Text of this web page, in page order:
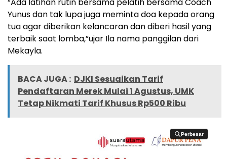
“Ada latihan rutin bersama pelatih bersama Coach
Yunus dan tak lupa juga meminta doa kepada orang
tua agar diberikan kelancaran dan diberi hasil yang
terbaik saat lomba,”ujar Ila nama panggilan dari
Mekayla.
BACA JUGA : DJKI Sesuaikan Tarif
Pendaftaran Merek Mulai 1 Agustus, UMK
Tetap Nikmati Tarif Khusus Rp500 Ribu
Perbesar
Perbesar